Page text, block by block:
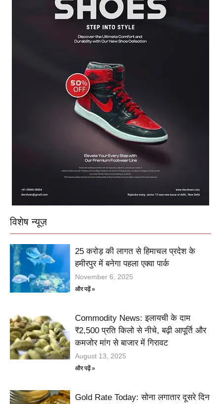
विशेष न्यूज़
25 करोड़ की लागत से हिमाचल प्रदेश के
हमीरपुर में बनेगा पहला एक्वा पार्क
November 6, 2025
और पढ़ें »
Commodity News: इलायची के दाम
₹2,500 प्रति किलो से नीचे, बढ़ी आपूर्ति और
कमजोर मांग से बाजार में गिरावट
August 13, 2025
और पढ़ें »
Gold Rate Today: सोना लगातार दूसरे दिन